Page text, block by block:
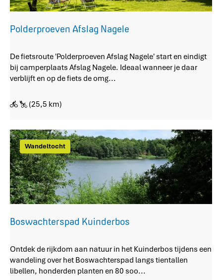
n
o
e
Polderproeven Afslag Nagele
P
o
l
e
r
o
e
v
e
n
A
s
g
N
a
De fietsroute 'Polderproeven Afslag Nagele' start en eindigt
bij camperplaats Afslag Nagele. Ideaal wanneer je daar
verblijft en op de fiets de omg...
(25,5 km)
Boswachterspad Kuinderbos
B
o
s
Wandeltocht
Ontdek de rijkdom aan natuur in het Kuinderbos tijdens een
wandeling over het Boswachterspad langs tientallen
libellen, honderden planten en 80 soo...